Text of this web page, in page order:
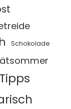
Schokolade
Tipps